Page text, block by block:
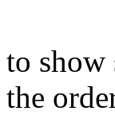
to show
the